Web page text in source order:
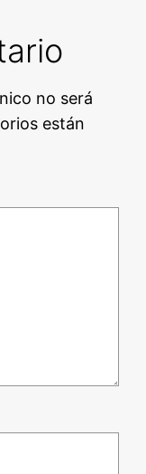
no será
están